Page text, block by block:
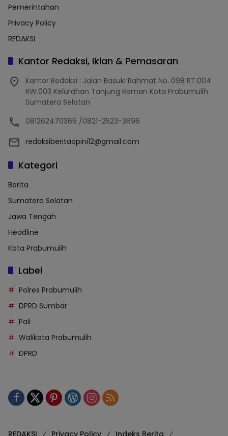
Pemerintahan
Privacy Policy
REDAKSI
Kantor Redaksi, Iklan & Pemasaran
Kantor Redaksi : Jalan Basuki Rahmat No. 098 RT.004
RW.003 Kelurahan Tanjung Raman Kota Prabumulih
Sumatera Selatan
081262470366 /0821-2523-3696
redaksiberitaopini12@gmail.com
Kategori
Berita
Sumatera Selatan
Jawa Tengah
Headline
Kota Prabumulih
Label
Polres Prabumulih
DPRD Sumbar
Pali
Walikota Prabumulih
DPRD
REDAKSI Privacy Policy Indeks Berita